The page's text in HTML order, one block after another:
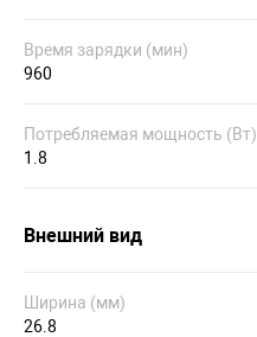
Время зарядки (мин)
960
Потребляемая мощность (Вт)
1.8
Внешний вид
Ширина (мм)
26.8